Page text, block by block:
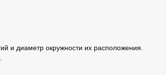
и диаметр окружности их расположения.